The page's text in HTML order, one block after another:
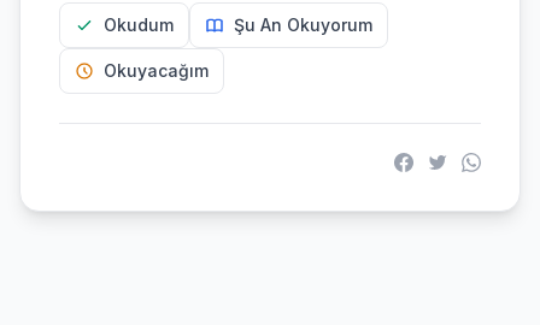
Okudum Şu An Okuyorum
Okuyacağım